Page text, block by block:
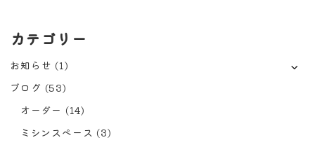
カテゴリー
お知らせ (1)
ブログ (53)
オーダー (14)
ミシンスペース (3)